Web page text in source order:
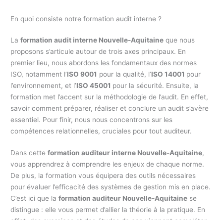
En quoi consiste notre formation audit interne ?
Laformation audit interne Nouvelle-Aquitaine que nous
proposons s’articule autour de trois axes principaux. En
premier lieu, nous abordons les fondamentaux des normes
ISO, notamment l’ISO 9001 pour la qualité, l’ISO 14001 pour
l’environnement, et l’ISO 45001 pour la sécurité. Ensuite, la
formation met l’accent sur la méthodologie de l’audit. En effet,
savoir comment préparer, réaliser et conclure un audit s’avère
essentiel. Pour finir, nous nous concentrons sur les
compétences relationnelles, cruciales pour tout auditeur.
Dans cetteformation auditeur interne Nouvelle-Aquitaine,
vous apprendrez à comprendre les enjeux de chaque norme.
De plus, la formation vous équipera des outils nécessaires
pour évaluer l’efficacité des systèmes de gestion mis en place.
C’est ici que laformation auditeur Nouvelle-Aquitaine se
distingue : elle vous permet d’allier la théorie à la pratique. En